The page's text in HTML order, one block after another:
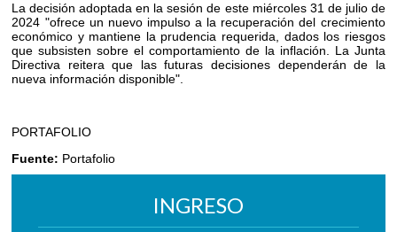
La decisión adoptada en la sesión de este miércoles 31 de julio de
2024 "ofrece un nuevo impulso a la recuperación del crecimiento
económico y mantiene la prudencia requerida, dados los riesgos
que subsisten sobre el comportamiento de la inflación. La Junta
Directiva reitera que las futuras decisiones dependerán de la
nueva información disponible".
PORTAFOLIO
Fuente: Portafolio
INGRESO